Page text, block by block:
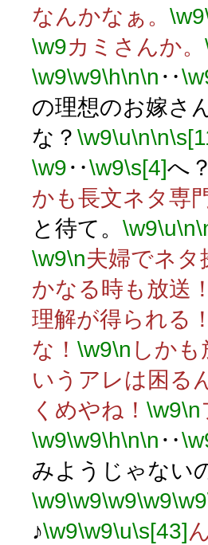
なんかなぁ。 \w9
\w9カミさんか。
\w9\w9\h\n\n ‥
の理想のお嫁さ
な？ \w9\u\n\n
\w9‥\w9\s[4]へ
かも長文ネタ専
と待て。 \w9\u\n
\w9\n夫婦でネタ
かなる時も放送
理解が得られる
な！ \w9\n しか
いうアレは困る
くめやね！ \w9\n
\w9\w9\h\n\n ‥
みようじゃない
\w9\w9\w9\w9\w9
♪\w9\w9\u\s[43]